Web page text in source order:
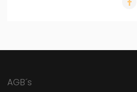
AGB´s